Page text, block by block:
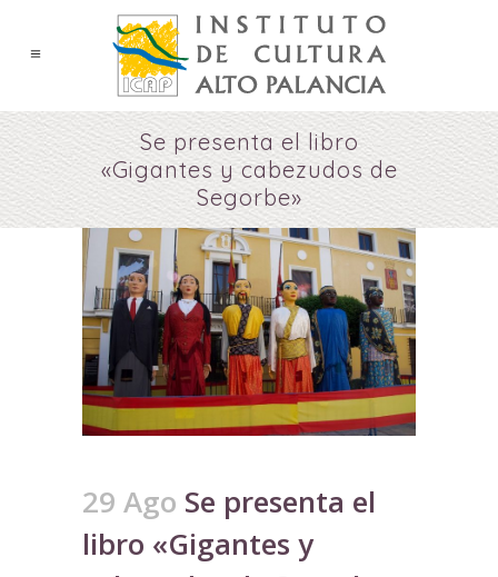
Se presenta el libro
«Gigantes y cabezudos de
Segorbe»
29 Ago Se presenta el
libro «Gigantes y